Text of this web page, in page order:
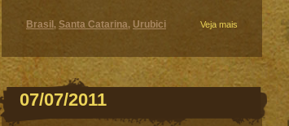
Veja mais
Brasil , Santa Catarina, Urubici
07/07/2011